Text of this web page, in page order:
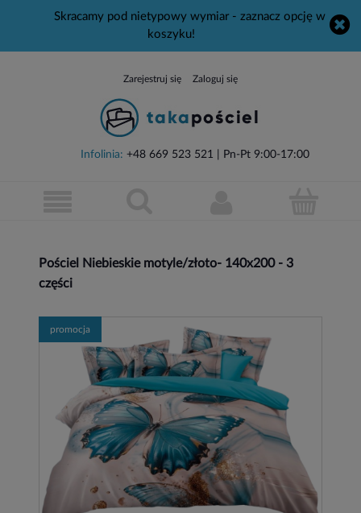
Skracamy pod nietypowy wymiar - zaznacz opcję w
koszyku!
Zarejestruj się Zaloguj się
Infolinia: +48 669 523 521 | Pn-Pt 9:00-17:00
Pościel Niebieskie motyle/złoto- 140x200 - 3
części
promocja